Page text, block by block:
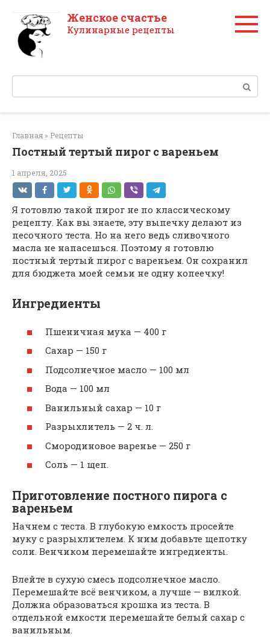
контенту
Женское счастье
Кулинарные рецепты
Поиск:
Главная » Рецепты
Постный тертый пирог с вареньем
1 апреля, 2025
Я готовлю такой пирог не по классическому
рецепту. Как вы знаете, эту выпечку делают из
песочного теста. Но на него ведь сливочного
масла не напасешься. Поэтому я готовлю
постный тертый пирог с вареньем. Он сохранил
для бюджета моей семьи не одну копеечку!
Ингредиенты
Пшеничная мука — 400 г
Сахар — 150 г
Подсолнечное масло — 100 мл
Вода — 100 мл
Ванильный сахар — 10 г
Разрыхлитель — 2 ч. л.
Смородиновое варенье — 250 г
Соль — 1 щеп.
Приготовление постного пирога с
вареньем
Начнем с теста. В глубокую емкость просейте
муку с разрыхлителем. К ним добавьте щепотку
соли. Венчиком перемешайте ингредиенты.
Влейте в сухую смесь подсолнечное масло.
Перемешайте всё венчиком, а лучше — вилкой.
Должна образоваться крошка из теста. В
отдельной емкости перемешайте белый сахар с
ванильным.